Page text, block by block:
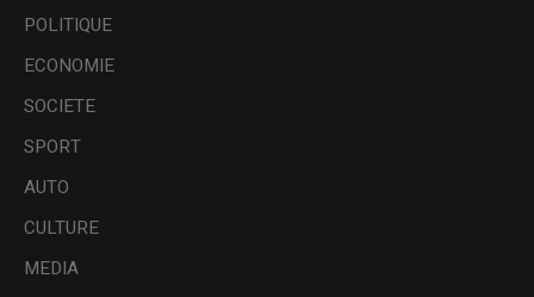
POLITIQUE
ECONOMIE
SOCIETE
SPORT
AUTO
CULTURE
MEDIA